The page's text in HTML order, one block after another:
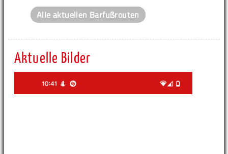
Alle aktuellen Barfußrouten
Aktuelle Bilder